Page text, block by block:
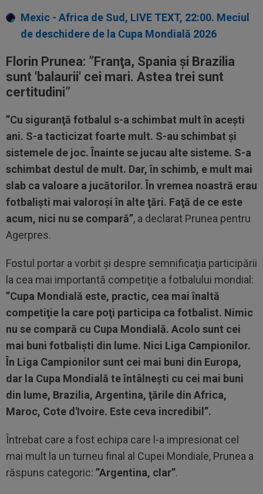
Mexic - Africa de Sud, LIVE TEXT, 22:00. Meciul
de deschidere de la Cupa Mondială 2026
Florin Prunea: ”Franţa, Spania şi Brazilia
sunt 'balaurii' cei mari. Astea trei sunt
certitudini”
”Cu siguranţă fotbalul s-a schimbat mult în aceşti
ani. S-a tacticizat foarte mult. S-au schimbat şi
sistemele de joc. Înainte se jucau alte sisteme. S-a
schimbat destul de mult. Dar, în schimb, e mult mai
slab ca valoare a jucătorilor. În vremea noastră erau
fotbalişti mai valoroşi în alte ţări. Faţă de ce este
acum, nici nu se compară”, a declarat Prunea pentru
Agerpres.
Fostul portar a vorbit şi despre semnificaţia participării
la cea mai importantă competiţie a fotbalului mondial:
”Cupa Mondială este, practic, cea mai înaltă
competiţie la care poţi participa ca fotbalist. Nimic
nu se compară cu Cupa Mondială. Acolo sunt cei
mai buni fotbalişti din lume. Nici Liga Campionilor.
În Liga Campionilor sunt cei mai buni din Europa,
dar la Cupa Mondială te întâlneşti cu cei mai buni
din lume, Brazilia, Argentina, ţările din Africa,
Maroc, Cote d'Ivoire. Este ceva incredibil”.
Întrebat care a fost echipa care l-a impresionat cel
mai mult la un turneu final al Cupei Mondiale, Prunea a
răspuns categoric: ”Argentina, clar”.